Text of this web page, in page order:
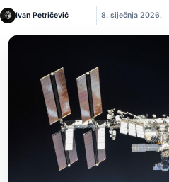
Ivan Petričević 8. siječnja 2026.